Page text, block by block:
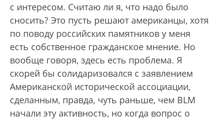
с интересом. Считаю ли я, что надо было
сносить? Это пусть решают американцы, хотя
по поводу российских памятников у меня
есть собственное гражданское мнение. Но
вообще говоря, здесь есть проблема. Я
скорей бы солидаризовался с заявлением
Американской исторической ассоциации,
сделанным, правда, чуть раньше, чем BLM
начали эту активность, но когда вопрос о